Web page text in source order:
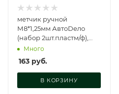
метчик ручной
М8*1,25мм АвтоDело
(набор 2шт.пластм/ф),
40823
Много
163 руб.
В КОРЗИНУ